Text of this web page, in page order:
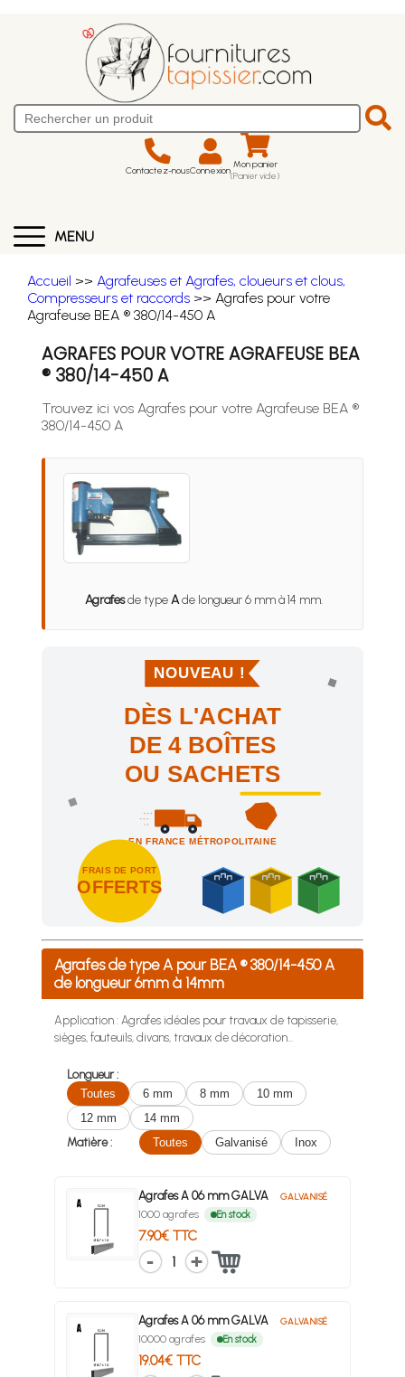
Contactez-nousConnexion Mon panier
(Panier vide)
MENU
Accueil >> Agrafeuses et Agrafes, cloueurs et clous,
Compresseurs et raccords >> Agrafes pour votre
Agrafeuse BEA ® 380/14-450 A
AGRAFES POUR VOTRE AGRAFEUSE BEA
® 380/14-450 A
Trouvez ici vos Agrafes pour votre Agrafeuse BEA ®
380/14-450 A
Agrafesde typeAde longueur 6 mm à 14 mm.
NOUVEAU !
DÈS L'ACHAT
DE 4 BOÎTES
OU SACHETS
EN FRANCE MÉTROPOLITAINE
FRAIS DE PORT
OFFERTS
Achetez 4 sachets ou boîtes d'agrafes ou de pointes et
Agrafes de type A pour BEA ® 380/14-450 A
de longueur 6mm à 14mm
Application : Agrafes idéales pour travaux de tapisserie,
sièges, fauteuils, divans, travaux de décoration...
Longueur :
Toutes
6 mm 8 mm
10 mm
12 mm
14 mm
Matière :
Toutes Galvanisé Inox
Agrafes A 06 mm GALVA GALVANISÉ
1000 agrafes En stock
7.90€ TTC
1
Agrafes A 06 mm GALVA GALVANISÉ
10000 agrafes En stock
19.04€ TTC